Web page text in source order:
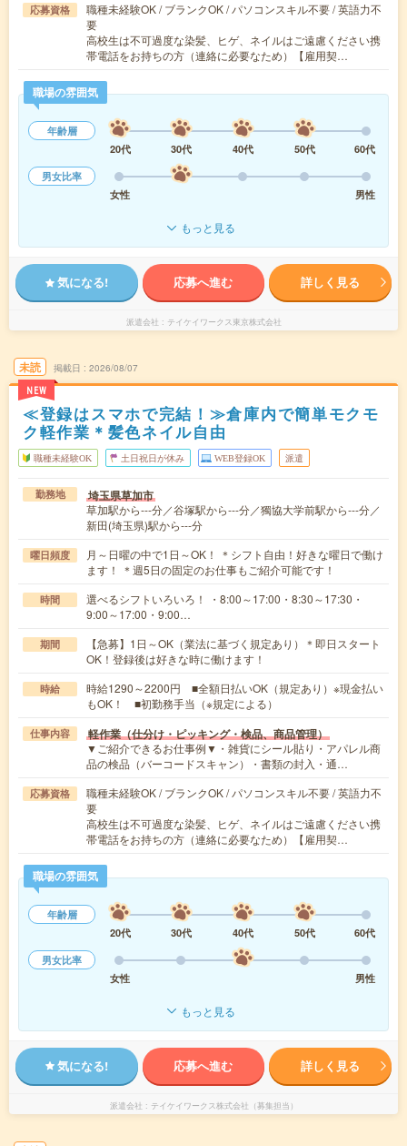
応募資格
職種未経験OK / ブランクOK / パソコンスキル不要 / 英語力不
要
高校生は不可過度な染髪、ヒゲ、ネイルはご遠慮ください携
帯電話をお持ちの方（連絡に必要なため）【雇用契…
職場の雰囲気
年齢層
20代
30代 40代 50代
60代
男女比率
女性
男性
もっと見る
気になる! 応募へ進む 詳しく見る
派遣会社 テイケイワークス東京株式会社
未読
NEW
掲載日 2026/08/07
≪登録はスマホで完結！≫倉庫内で簡単モクモ
ク軽作業＊髪色ネイル自由
職種未経験OK 土日祝日が休み WEB登録OK 派遣
勤務地 埼玉県草加市
草加駅から---分／谷塚駅から---分／獨協大学前駅から---分／
新田(埼玉県)駅から---分
曜日頻度
月～日曜の中で1日～OK！ ＊シフト自由！好きな曜日で働け
ます！ ＊週5日の固定のお仕事もご紹介可能です！
時間
選べるシフトいろいろ！ ・8:00～17:00・8:30～17:30・
9:00～17:00・9:00…
期間
【急募】1日～OK（業法に基づく規定あり）＊即日スタート
OK！登録後は好きな時に働けます！
時給
時給1290～2200円 ■全額日払いOK（規定あり）※現金払い
もOK！ ■初勤務手当（※規定による）
仕事内容 軽作業（仕分け・ピッキング・検品、商品管理）
▼ご紹介できるお仕事例▼・雑貨にシール貼り・アパレル商
品の検品（バーコードスキャン）・書類の封入・通…
応募資格
職種未経験OK / ブランクOK / パソコンスキル不要 / 英語力不
要
高校生は不可過度な染髪、ヒゲ、ネイルはご遠慮ください携
帯電話をお持ちの方（連絡に必要なため）【雇用契…
職場の雰囲気
年齢層
20代
30代 40代 50代
60代
男女比率
女性
男性
もっと見る
気になる! 応募へ進む 詳しく見る
派遣会社 テイケイワークス株式会社（募集担当）